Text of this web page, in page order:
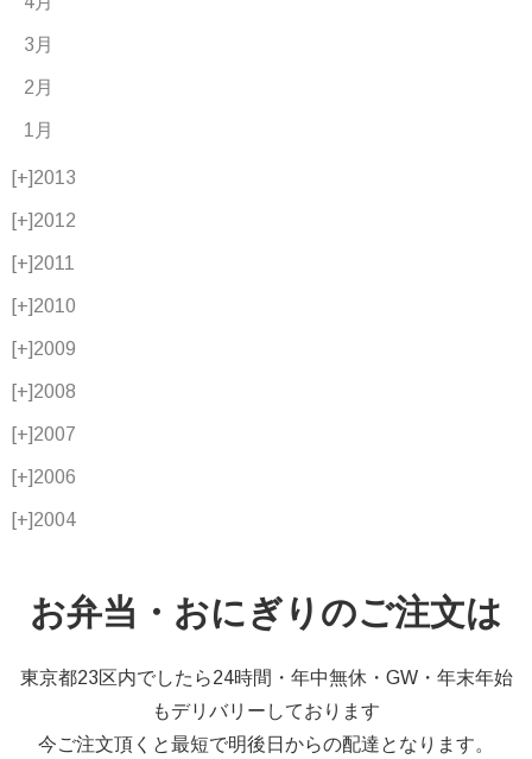
3月
2月
1月
[+]2013
[+]2012
[+]2011
[+]2010
[+]2009
[+]2008
[+]2007
[+]2006
[+]2004
お弁当・おにぎりのご注文は
東京都23区内でしたら24時間・年中無休・GW・年末年始
もデリバリーしております
今ご注文頂くと最短で明後日からの配達となります。